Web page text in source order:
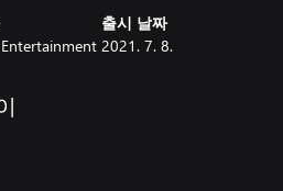
출시 날짜
2021. 7. 8.